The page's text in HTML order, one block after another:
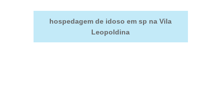
hospedagem de idoso em sp na Vila
Leopoldina